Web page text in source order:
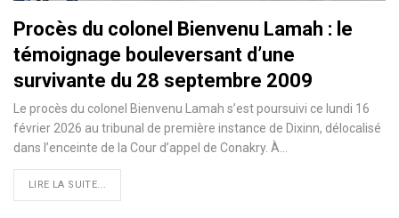
Procès du colonel Bienvenu Lamah : le
témoignage bouleversant d’une
survivante du 28 septembre 2009
Le procès du colonel Bienvenu Lamah s’est poursuivi ce lundi 16
février 2026 au tribunal de première instance de Dixinn, délocalisé
dans l’enceinte de la Cour d’appel de Conakry. À…
LIRE LA SUITE...